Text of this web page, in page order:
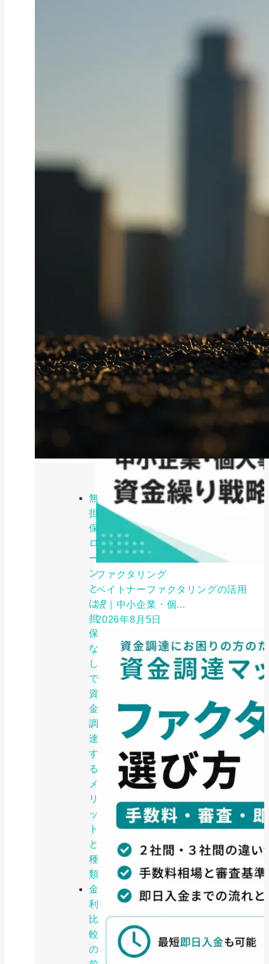
無
担
保
ロ
ー
ン
と
は？
担
保
な
し
で
資
金
調
達
す
る
メ
リ
ッ
ト
と
種
類
金
利
比
較
の
ファクタリング
ファクタリング
ペイトナーファクタリングの活用
法｜中小企業・個...
2026年8月5日